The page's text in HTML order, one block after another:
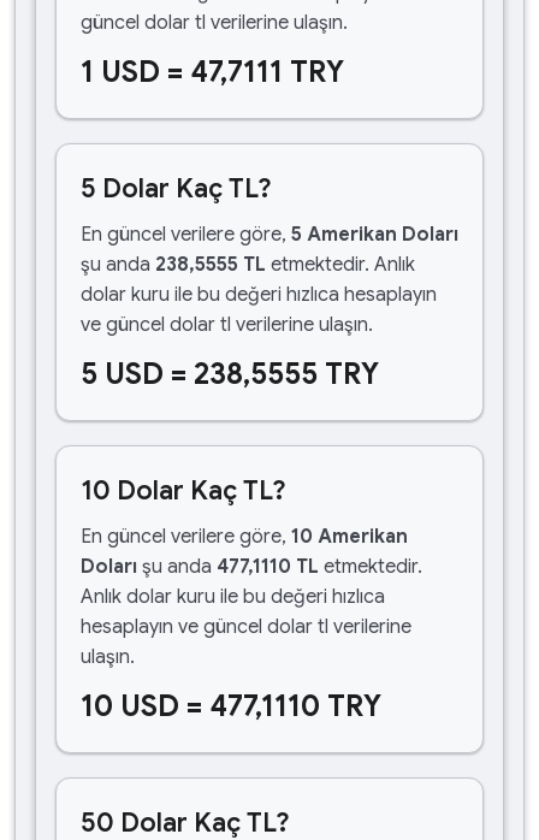
güncel dolar tl verilerine ulaşın.
1 USD = 47,7111 TRY
5 Dolar Kaç TL?
En güncel verilere göre, 5 Amerikan Doları
şu anda 238,5555 TL etmektedir. Anlık
dolar kuru ile bu değeri hızlıca hesaplayın
ve güncel dolar tl verilerine ulaşın.
5 USD = 238,5555 TRY
10 Dolar Kaç TL?
En güncel verilere göre, 10 Amerikan
Doları şu anda 477,1110 TL etmektedir.
Anlık dolar kuru ile bu değeri hızlıca
hesaplayın ve güncel dolar tl verilerine
ulaşın.
10 USD = 477,1110 TRY
50 Dolar Kaç TL?